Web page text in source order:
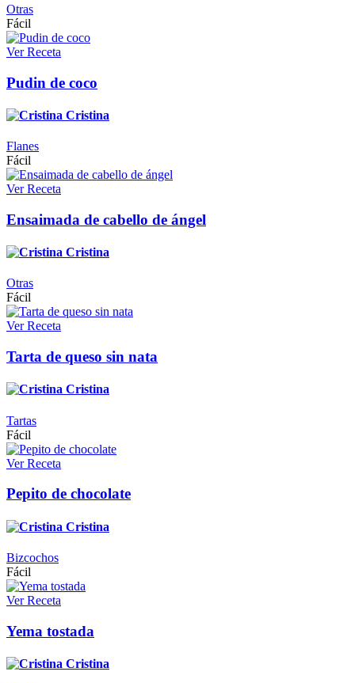
Otras
Fácil
Ver Receta
Pudin de coco
Cristina
Flanes
Fácil
Ver Receta
Ensaimada de cabello de ángel
Cristina
Otras
Fácil
Ver Receta
Tarta de queso sin nata
Cristina
Tartas
Fácil
Ver Receta
Pepito de chocolate
Cristina
Bizcochos
Fácil
Ver Receta
Yema tostada
Cristina